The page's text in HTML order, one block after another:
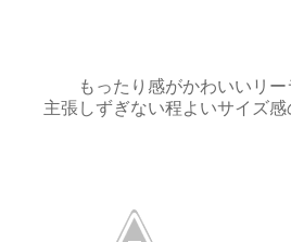
もったり感がかわいいリ
主張しずぎない程よいサイズ感